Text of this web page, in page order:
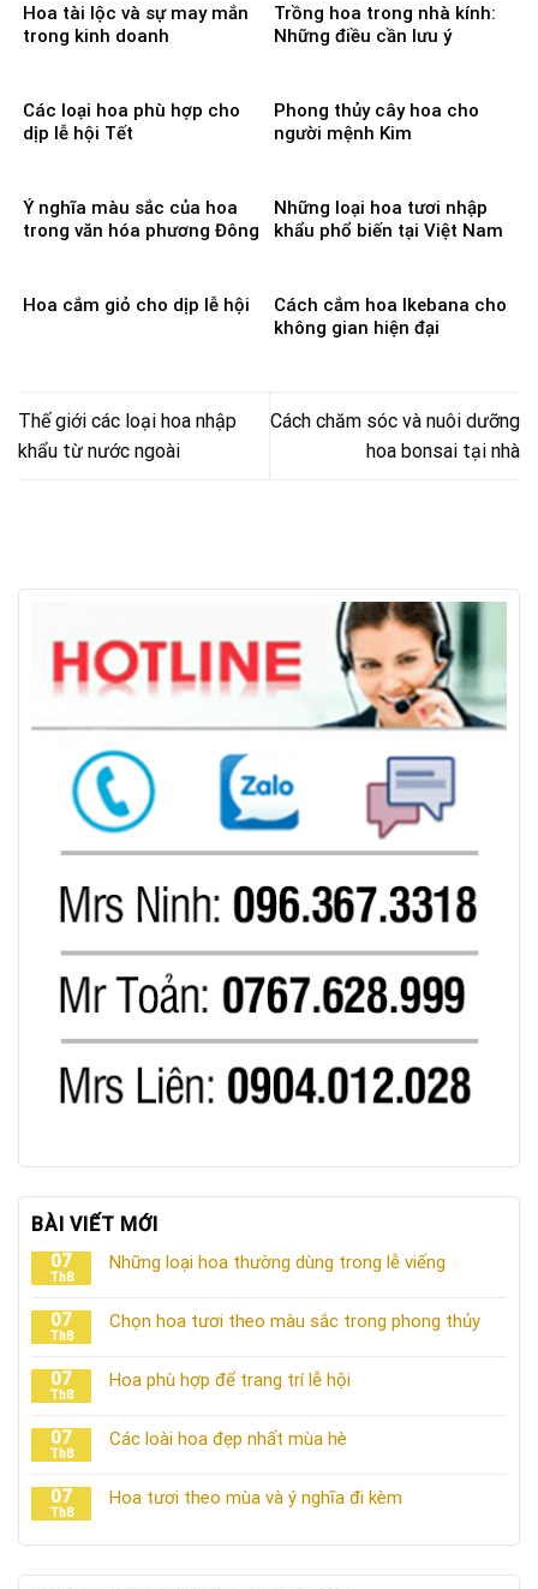
Hoa tài lộc và sự may mắn
trong kinh doanh
Trồng hoa trong nhà kính:
Những điều cần lưu ý
Các loại hoa phù hợp cho
dịp lễ hội Tết
Phong thủy cây hoa cho
người mệnh Kim
Ý nghĩa màu sắc của hoa
trong văn hóa phương Đông
Những loại hoa tươi nhập
khẩu phổ biến tại Việt Nam
Hoa cắm giỏ cho dịp lễ hội
Cách cắm hoa Ikebana cho
không gian hiện đại
Thế giới các loại hoa nhập
khẩu từ nước ngoài
Cách chăm sóc và nuôi dưỡng
hoa bonsai tại nhà
BÀI VIẾT MỚI
07
Th8
Những loại hoa thường dùng trong lễ viếng
07
Th8
Chọn hoa tươi theo màu sắc trong phong thủy
07
Th8
Hoa phù hợp để trang trí lễ hội
07
Th8
Các loài hoa đẹp nhất mùa hè
07
Th8
Hoa tươi theo mùa và ý nghĩa đi kèm